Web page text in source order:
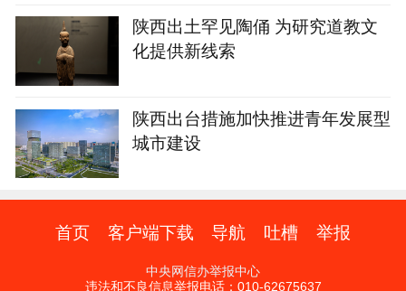
陕西出土罕见陶俑 为研究道教文
化提供新线索
陕西出台措施加快推进青年发展型
城市建设
首页 客户端下载 导航 吐槽 举报
中央网信办举报中心
违法和不良信息举报电话：010-62675637